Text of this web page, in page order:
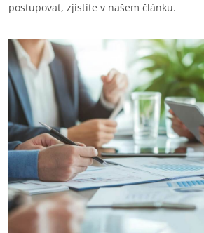
postupovat, zjistíte v našem článku.